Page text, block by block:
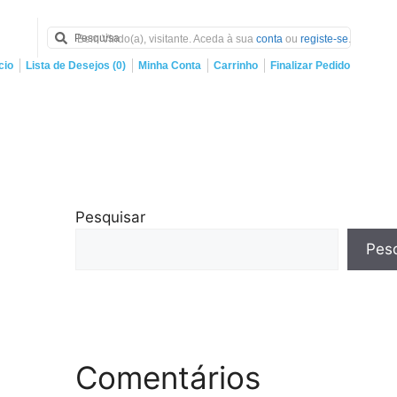
Bem Vindo(a), visitante. Aceda à sua conta ou registe-se.
Lista de Desejos (0) Minha Conta Carrinho Finalizar Pedido
Pesquisar
Comentários